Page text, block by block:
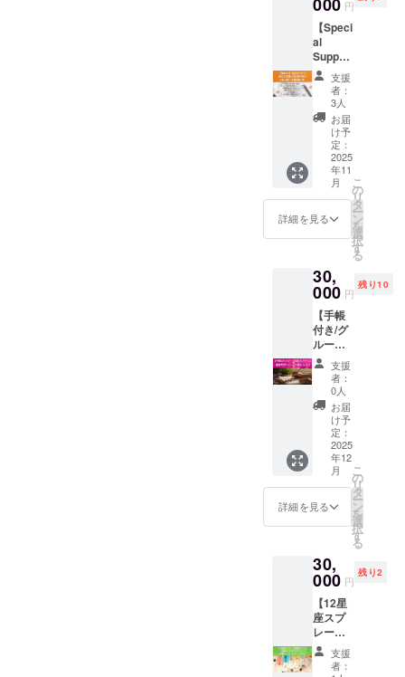
メッ
セージ
付き ☆
ワーク
ショッ
プの材
料費も
含まれ
ます 価
格：
10,000
円（税
込） 限
定数あ
り リア
ル祝賀
会に申
でいて
ご参加
が難し
かった
方は、
オンラ
イン祝
賀会に
お振替
も可能
です
（お申
し出く
ださい
ね！）
フトに
包まれ
る時間
をお楽
しみく
ださ
い。 も
ちろ
ん！ 蠍
座新月
のリア
ル祝賀
会に参
加予定
だった
けど難
しかっ
いう方
は、 こ
ちらの
オンラ
イン回
へのお
振替も
可能で
す（ご
希望の
方はご
連絡く
ださい
ね） 初
めての
方もご
安心を
♡ 星ア
ロマメ
がサ
ポート
しなが
ら進行
しま
す！ あ
なたの
香りと
目覚め
るよう
な香り
を目指
してブ
レンド
します
こんな
方にお
すすめ
です：
・2026
年は自
分の人
生を
もっと
クリエ
ブに楽
しみた
い ・星
と香り
から、
自分の
可能性
を思い
出した
い ・未
来の自
分と、
香りを
通して
つな
がって
みたい
・星ア
ロマラ
世界
を、
もっと
深く体
験して
みたい
これは
ただの
ショッ
プ体験
（1回）
※リア
ルorオ
ンライ
ン／
2026年
6月末ま
で有効
・オー
プン
チャッ
礼メッ
セージ
りを暮
らしに
取り入
れたい
方へ。
はじめ
ての方
も安心
してご
参加い
ただけ
ます。
めた
【お礼
のメッ
セー
ジ】 ・
【制作
進捗の
ご報
告】
（希望
者には
不定期
で共
有） ・
ジェク
ト終了
のご報
告】 こ
のリ
ターン
はただ
ただ応
援の他
の金額
リター
ン
（1,000
円、
3,000
円、
同じ内
容にな
す。 ご
支援あ
りがと
うござ
いま
す！
特典。
こんな
方にお
すす
め！ ☆
自分用
＋プレ
ゼント
用に ☆
ご家族
や親友
と一緒
たい ☆
大切な
星と香
りで
彩って
あげた
い 手帳
につい
て ・
2025年
11月完
成予定
・星の
エネル
ギーに
合わせ
た【オ
系カ
バー】
くこと
で本音
に出会
い、香
りで心
がほど
けてい
く——
マスプ
レーか
らお好
きな1本
をお選
びいた
だけま
す。 さ
らに、
2026年
の星の
流れと
香りの
叡智を
詰め込
癒し手
帳」も
に！ あ
なたの
星座
を“感じ
る”ひと
とき
を、ま
るごと
お届け
しま
す。 こ
のセッ
まれる
もの：
【星と
香りの
癒し手
帳】
（B5／
224ペー
ジ予
定） ・
円（手
帳1冊つ
き）
2025年
12月末
スター
ト予定
（全5
回） 毎
週末開
催・グ
ルー
プ・60
分オン
ライン
録画あ
り） 星
と香り
の癒し
手帳付
き（B6
／224
ページ
予定/カ
バー色
オレン
ジ系
統）
「せっ
かく手
帳を手
にした
いけば
い
「星の
動きっ
て、ど
うやっ
て日々
円
【Speci
al
Support
er】あ
なたの
想いを2
行で刻
（¥15,0
00／1冊
付き）
あなた
のお名
前や屋
号、ま
たは2行
応援
メッ
セージ
を、
「手帳
の
Special
Thanks
ペー
ジ」に
掲載さ
せてい
ただき
ます。
小さな
言葉に
も、た
のせて
──。 掲
載内容
につい
ては後
日メー
ル等に
てご連
支援
者：
3人
お届
け予
定：
2025
年11
月
詳細を見る
こ
の
リ
タ
ー
ン
を
選
択
す
る
30,
000 円
残り10
【手帳
付き/グ
ループ
交流/オ
ンライ
ン】 週
末サ
ポート
3ヶ月
レッス
ン – 手
帳と一
緒に、
2026年
の扉を
ひらく
価格：
30,000
円（星
と香り
の手帳1
冊つ
き）
2025年
支援
者：
0人
お届
け予
定：
2025
年12
月
詳細を見る
こ
の
リ
タ
ー
ン
を
選
択
す
る
30,
000 円
残り2
【12星
座スプ
レー全
種類
セッ支援
者：